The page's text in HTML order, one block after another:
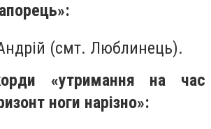
(смт. Люблинець).
«утримання на час
ноги нарізно»: